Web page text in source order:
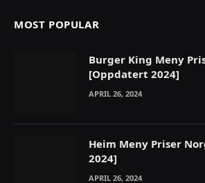
MOST POPULAR
Burger King Meny
[Oppdatert 2024]
APRIL 26, 2024
Heim Meny Priser
2024]
APRIL 26, 2024